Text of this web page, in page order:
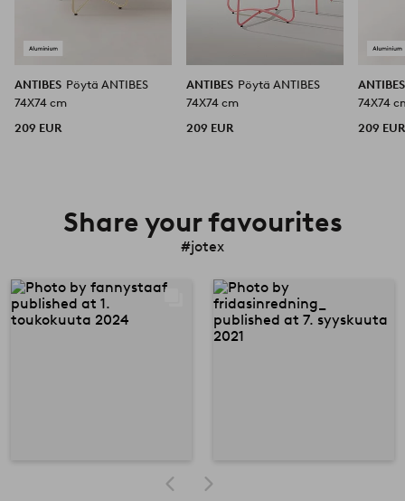
ANTIBES Pöytä ANTIBES
74X74 cm
209 EUR
ANTIBES Pöytä ANTIBES
74X74 cm
209 EUR
74X74
209 EUR
Share your favourites
#jotex